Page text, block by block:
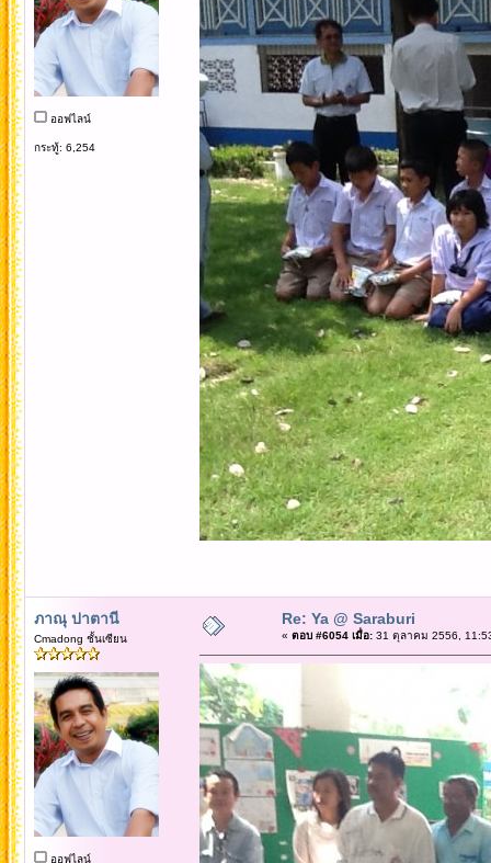
ออฟไลน์
กระทู้: 6,254
ภาณุ ปาตานี
Cmadong ชั้นเซียน
ออฟไลน์
Re: Ya @ Saraburi
« ตอบ #6054 เมื่อ:31 ตุลาคม 2556,